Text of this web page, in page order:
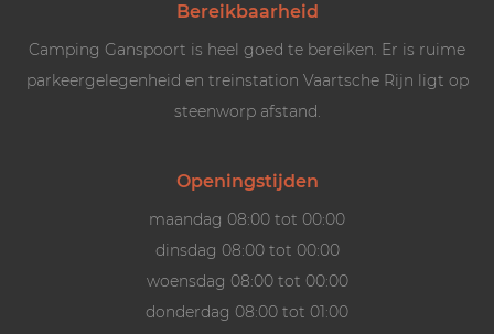
Bereikbaarheid
Camping Ganspoort is heel goed te bereiken. Er is ruime
parkeergelegenheid en treinstation Vaartsche Rijn ligt op
steenworp afstand.
Openingstijden
maandag 08:00 tot 00:00
dinsdag 08:00 tot 00:00
woensdag 08:00 tot 00:00
donderdag 08:00 tot 01:00